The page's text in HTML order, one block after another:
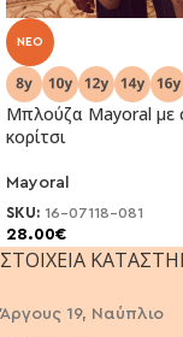
NEO
Μπλούζα Μayoral με
κορίτσι
Mayoral
SKU: 16-07118-081
28.00€
ΣΤΟΙΧΕΊΑ
Άργους 19, Ναύπλιο